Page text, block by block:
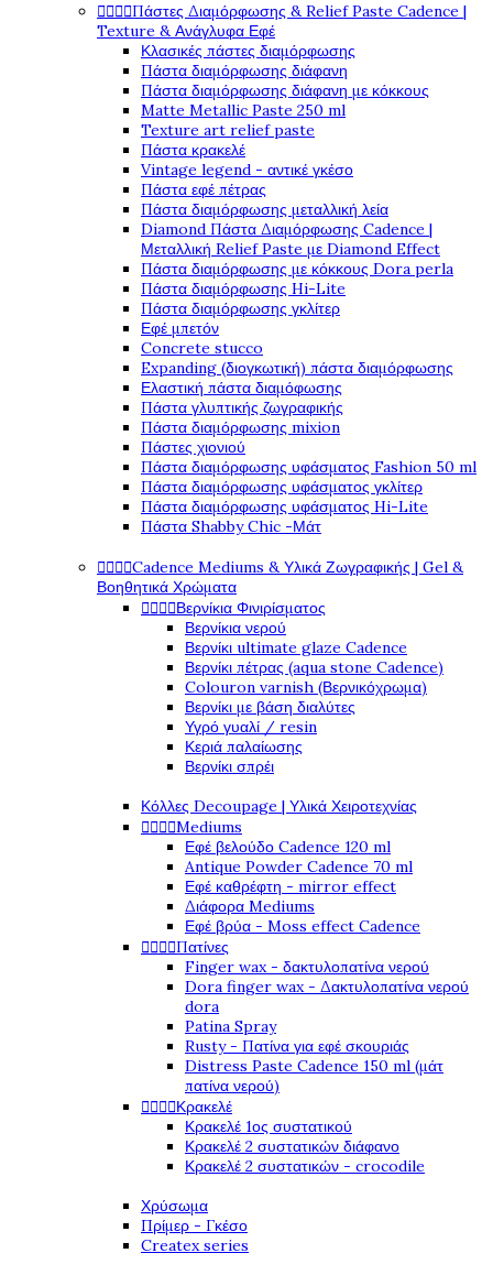
Πάστες Διαμόρφωσης & Relief Paste Cadence |
Texture & Ανάγλυφα Εφέ
Κλασικές πάστες διαμόρφωσης
Πάστα διαμόρφωσης διάφανη
Πάστα διαμόρφωσης διάφανη με κόκκους
Matte Metallic Paste 250 ml
Texture art relief paste
Πάστα κρακελέ
Vintage legend - αντικέ γκέσο
Πάστα εφέ πέτρας
Πάστα διαμόρφωσης μεταλλική λεία
Diamond Πάστα Διαμόρφωσης Cadence |
Μεταλλική Relief Paste με Diamond Effect
Πάστα διαμόρφωσης με κόκκους Dora perla
Πάστα διαμόρφωσης Hi-Lite
Πάστα διαμόρφωσης γκλίτερ
Εφέ μπετόν
Concrete stucco
Expanding (διογκωτική) πάστα διαμόρφωσης
Ελαστική πάστα διαμόφωσης
Πάστα γλυπτικής ζωγραφικής
Πάστα διαμόρφωσης mixion
Πάστες χιονιού
Πάστα διαμόρφωσης υφάσματος Fashion 50 ml
Πάστα διαμόρφωσης υφάσματος γκλίτερ
Πάστα διαμόρφωσης υφάσματος Hi-Lite
Πάστα Shabby Chic -Μάτ
Cadence Mediums & Υλικά Ζωγραφικής | Gel &
Βοηθητικά Χρώματα
Βερνίκια Φινιρίσματος
Βερνίκια νερού
Βερνίκι ultimate glaze Cadence
Βερνίκι πέτρας (aqua stone Cadence)
Colouron varnish (Βερνικόχρωμα)
Βερνίκι με βάση διαλύτες
Υγρό γυαλί / resin
Κεριά παλαίωσης
Βερνίκι σπρέι
Κόλλες Decoupage | Υλικά Χειροτεχνίας
Mediums
Εφέ βελούδο Cadence 120 ml
Antique Powder Cadence 70 ml
Εφέ καθρέφτη - mirror effect
Διάφορα Mediums
Εφέ βρύα - Moss effect Cadence
Πατίνες
Finger wax - δακτυλοπατίνα νερού
Dora finger wax - Δακτυλοπατίνα νερού
dora
Patina Spray
Rusty - Πατίνα για εφέ σκουριάς
Distress Paste Cadence 150 ml (μάτ
πατίνα νερού)
Κρακελέ
Κρακελέ 1ος συστατικού
Κρακελέ 2 συστατικών διάφανο
Κρακελέ 2 συστατικών - crocodile
Χρύσωμα
Πρίμερ - Γκέσο
Createx series